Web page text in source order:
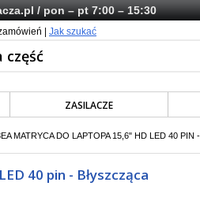
/ pon – pt 7:00 – 15:30
| Jak szukać
ZASILACZE
MATRYCA DO LAPTOPA 15,6" HD LED 40 PIN
40 pin - Błyszcząca